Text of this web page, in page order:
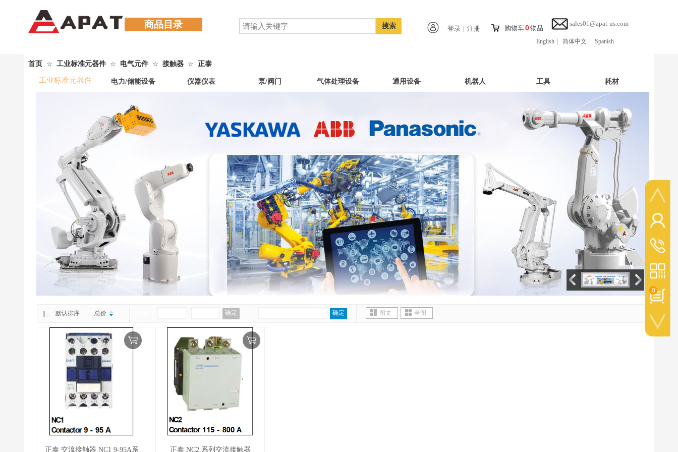
首页 ☆ 工业标准元器件 ☆ 电气元件 ☆ 接触器 ☆ 正泰
工业标准元器件 电力/储能设备 仪器仪表 泵/阀门 气体处理设备 通用设备 机器人 工具 耗材
默认排序 总价 - 确定 确定 图文 全图
正泰 交流接触器 NC1 9-95A系 正泰 NC2 系列交流接触器
搜索 sales01@apat-us.com
购物车0物品
商品目录 登录 | 注册
English 简体中文 Spanish
手机扫一扫
0